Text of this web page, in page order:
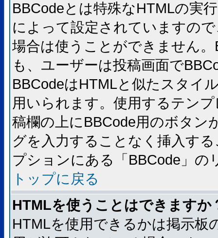
BBCodeとは特殊なHTMLの実
によって設定されていますの
場合は使うことができません
も、ユーザーは投稿画面で
BBCodeはHTMLと似たスタイ
用いられます。使用するテン
稿欄の上にBBCode用のボタン
グを入力することなく挿入す
プションにある「BBCode」
トップに戻る
HTMLを使うことはできますか
HTMLを使用できるかは掲示板